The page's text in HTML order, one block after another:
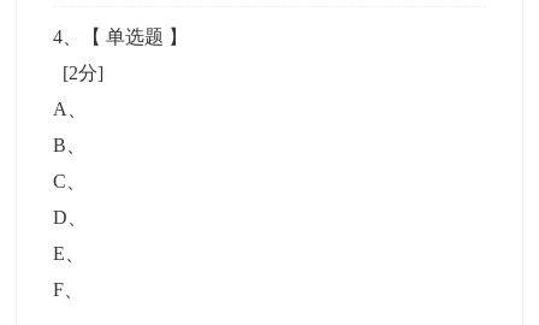
4 、【单选题 】
[2分]
A
B
C
D
E
F